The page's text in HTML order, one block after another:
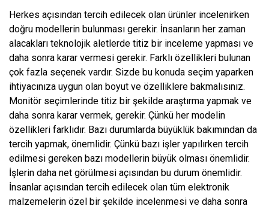
Herkes açısından tercih edilecek olan ürünler incelenirken
doğru modellerin bulunması gerekir. İnsanların her zaman
alacakları teknolojik aletlerde titiz bir inceleme yapması ve
daha sonra karar vermesi gerekir. Farklı özellikleri bulunan
çok fazla seçenek vardır. Sizde bu konuda seçim yaparken
ihtiyacınıza uygun olan boyut ve özelliklere bakmalısınız.
Monitör seçimlerinde titiz bir şekilde araştırma yapmak ve
daha sonra karar vermek, gerekir. Çünkü her modelin
özellikleri farklıdır. Bazı durumlarda büyüklük bakımından da
tercih yapmak, önemlidir. Çünkü bazı işler yapılırken tercih
edilmesi gereken bazı modellerin büyük olması önemlidir.
İşlerin daha net görülmesi açısından bu durum önemlidir.
İnsanlar açısından tercih edilecek olan tüm elektronik
malzemelerin özel bir şekilde incelenmesi ve daha sonra